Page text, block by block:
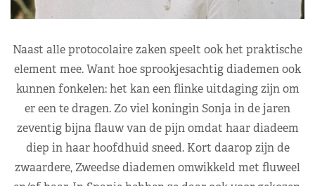
Naast alle protocolaire zaken speelt ook het praktische
element mee. Want hoe sprookjesachtig diademen ook
kunnen fonkelen: het kan een flinke uitdaging zijn om
er een te dragen. Zo viel koningin Sonja in de jaren
zeventig bijna flauw van de pijn omdat haar diadeem
diep in haar hoofdhuid sneed. Kort daarop zijn de
zwaardere, Zweedse diademen omwikkeld met fluweel